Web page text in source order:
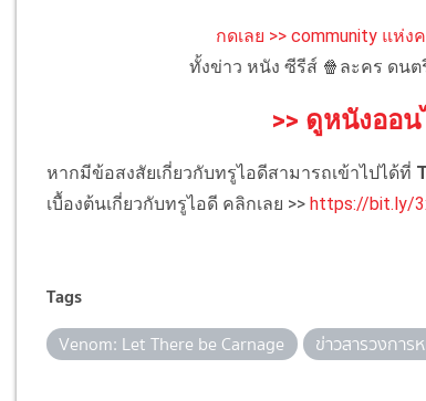
กดเลย >> community แห่ง
ทั้งข่าว หนัง ซีรีส์ 🍿ละคร ดน
>> ดูหนังออ
หากมีข้อสงสัยเกี่ยวกับทรูไอดีสามารถเข้าไปได้ที่
เบื้องต้นเกี่ยวกับทรูไอดี คลิกเลย >>https://bit.ly/
Tags
Venom: Let There be Carnage ข่าวสารวงการ